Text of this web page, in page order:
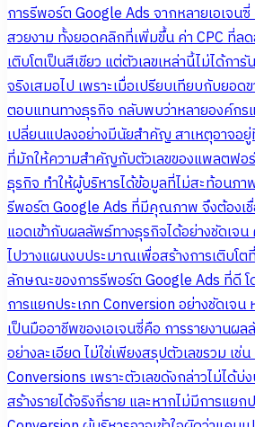
การรีพอร์ต Google Ads จากหลายเอเจน
สวยงาม ทั้งยอดคลิกที่เพิ่มขึ้น ค่า CPC ที่
เติบโตเป็นสีเขียว แต่ตัวเลขเหล่านี้ไม่ได้กา
จริงเสมอไป เพราะเมื่อเปรียบเทียบกับยอด
ตอบแทนทางธุรกิจ กลับพบว่าหลายองค์กร
เปลี่ยนแปลงอย่างมีนัยสำคัญ สาเหตุอาจอ
ที่มักให้ความสำคัญกับตัวเลขของแพลตฟอ
ธุรกิจ ทำให้ผู้บริหารได้ข้อมูลที่ไม่สะท้อนภ
รีพอร์ต Google Ads ที่มีคุณภาพ จึงต้องเชื่
แอดเข้ากับผลลัพธ์ทางธุรกิจได้อย่างชัดเจ
ไปวางแผนงบประมาณเพื่อสร้างการเติบโ
ลักษณะของการรีพอร์ต Google Ads ที่ดี โ
การแยกประเภท Conversion อย่างชัดเจ
เป็นมืออาชีพของเอเจนซี่คือ การรายงานผ
อย่างละเอียด ไม่ใช่เพียงสรุปตัวเลขรวม เช่
Conversions เพราะตัวเลขดังกล่าวไม่ได้
สร้างรายได้จริงกี่ราย และหากไม่มีการแยก